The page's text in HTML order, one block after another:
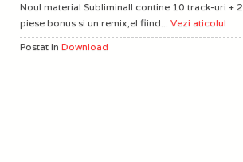
Noul material Subliminall contine 10 track-uri + 2
piese bonus si un remix,el fiind... Vezi aticolul
Postat in Download